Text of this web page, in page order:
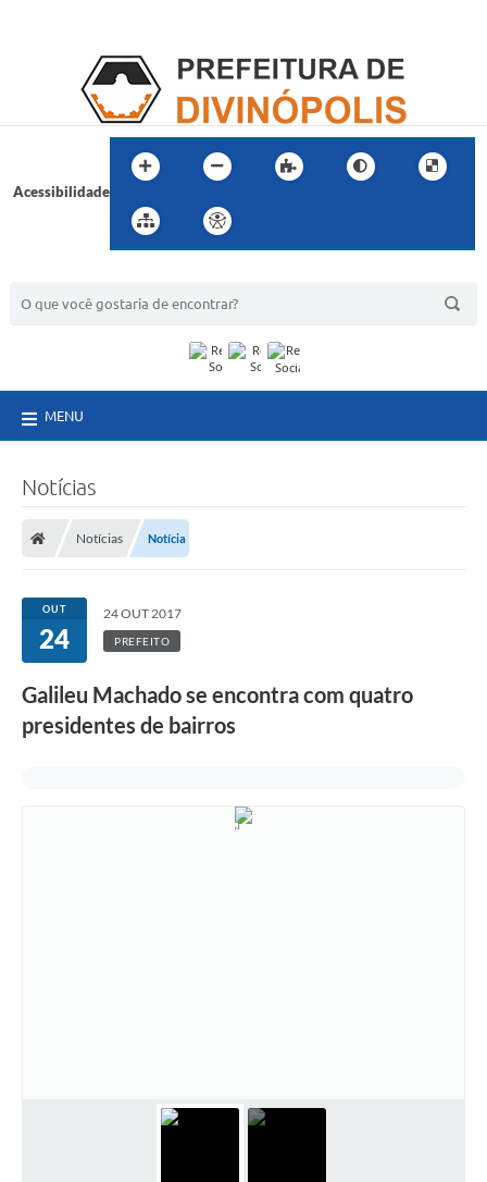
Acessibilidade
MENU
Notícias
Notícias Notícia
OUT
24
24 OUT 2017
PREFEITO
Galileu Machado se encontra com quatro
presidentes de bairros